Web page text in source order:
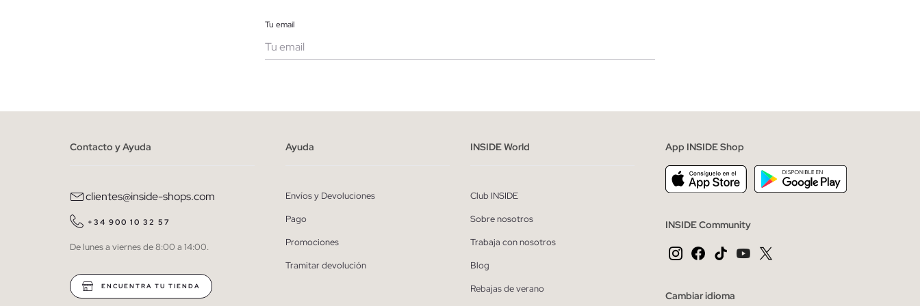
Tu email
* Puedes cancelar la suscripción en cualquier momento.
Contacto y Ayuda
clientes@inside-shops.com
+34 900 10 32 57
De lunes a viernes de 8:00 a 14:00.
ENCUENTRA TU TIENDA
Ayuda
Envíos y Devoluciones
Pago
Promociones
Tramitar devolución
INSIDE World
Club INSIDE
Sobre nosotros
Trabaja con nosotros
Blog
Rebajas de verano
App INSIDE Shop
INSIDE Community
Cambiar idioma